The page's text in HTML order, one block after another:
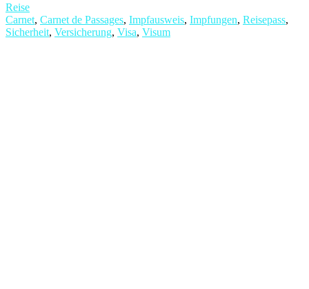
Reise
Carnet, Carnet de Passages, Impfausweis, Impfungen, Reisepass,
Sicherheit, Versicherung, Visa, Visum